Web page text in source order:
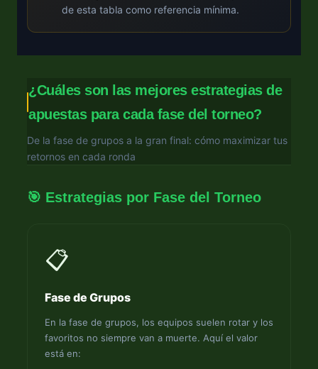
de esta tabla como referencia mínima.
¿Cuáles son las mejores estrategias de
apuestas para cada fase del torneo?
De la fase de grupos a la gran final: cómo maximizar tus
retornos en cada ronda
🎯 Estrategias por Fase del Torneo
📋
Fase de Grupos
En la fase de grupos, los equipos suelen rotar y los
favoritos no siempre van a muerte. Aquí el valor
está en: